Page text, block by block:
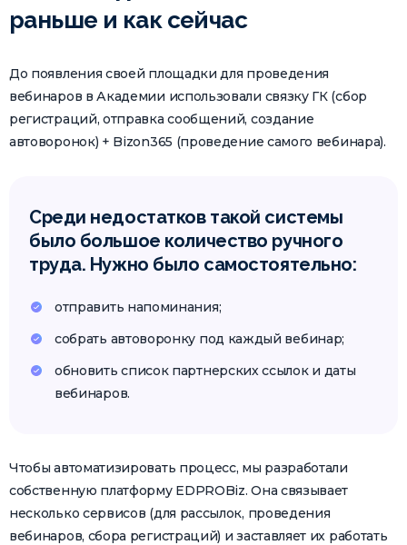
раньше и как сейчас
До появления своей площадки для проведения
вебинаров в Академии использовали связку ГК (сбор
регистраций, отправка сообщений, создание
автоворонок) + Bizon365 (проведение самого вебинара).
Среди недостатков такой системы
было большое количество ручного
труда. Нужно было самостоятельно:
отправить напоминания;
собрать автоворонку под каждый вебинар;
обновить список партнерских ссылок и даты
вебинаров.
Чтобы автоматизировать процесс, мы разработали
собственную платформу EDPROBiz. Она связывает
несколько сервисов (для рассылок, проведения
вебинаров, сбора регистраций) и заставляет их работать